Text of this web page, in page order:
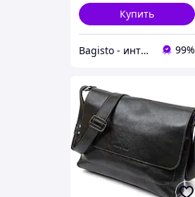
Купить
Bagisto - интернет магазин аксессуаров 99%